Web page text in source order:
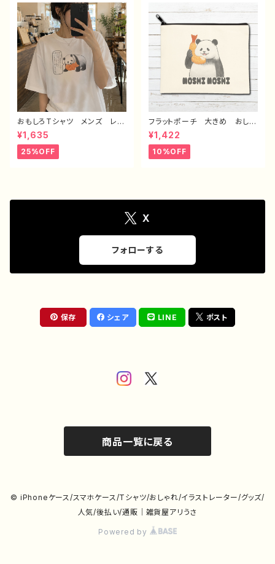
lepixel 人気 イラストレータ
ー クリエイター 絵師 個性
的 Android アンドロイド
携帯 ハード ケース グッ
ズ スマホカバー アイフォンケ
ース 悪いことを言うパンダ
タイトル：ラーメンについて悪い
こと言うパンダ 子パンダ付
き 作：こさつね G-6
ル デザイン グッズ 半袖シ
ャツ デザイン コラボ 悪い
ことを言うパンダ タイトル：た
いやき悪パンダ 作：こさつね
C-3
おもしろTシャツ メンズ レデ
ィース 面白Tシャツ かわい
い おしゃれ イラスト パン
ダ 動物 ゆるかわ ゆるい
ユニーク ネタ系 オリジナル
¥1,635
25%OFF
フラットポーチ 大きめ おしゃ
れ 可愛い かわいい ゆるか
わ メンズ レディース 動
物 パンダ イラスト メイクポ
ーチ 化粧ポーチ コスメポー
系 悪いことを言うパンダ タ
イトル：もしもし悪パンダ 作：こ
¥1,422
10%OFF
X
フォローする
保存 シェア LINE ポスト
商品一覧に戻る
© iPhoneケース/スマホケース/Tシャツ/おしゃれ/イラストレーター/グッズ/
人気/後払い/通販｜雑貨屋アリうさ
Powered by